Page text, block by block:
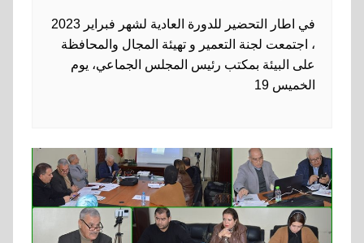
في اطار التحضير للدورة العادية لشهر فبراير 2023
، اجتمعت لجنة التعمير و تهيئة المجال والمحافظة
على البيئة بمكتب رئيس المجلس الجماعي، يوم
الخميس 19